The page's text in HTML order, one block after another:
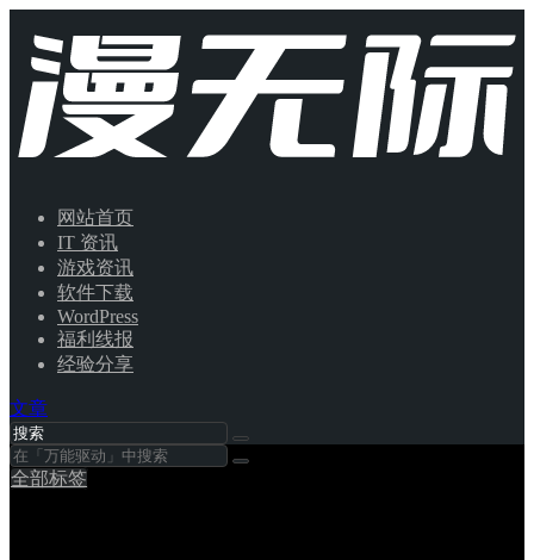
网站首页
IT 资讯
游戏资讯
软件下载
WordPress
福利线报
经验分享
文章
全部标签